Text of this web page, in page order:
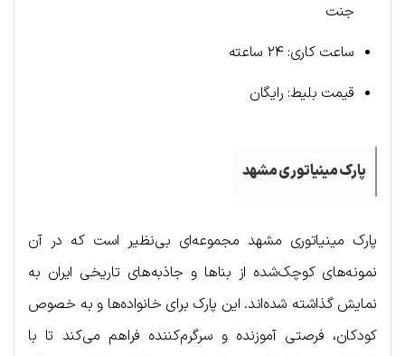
جنت
ساعت کاری: ۲۴ ساعته
قیمت بلیط: رایگان
پارک مینیاتوری مشهد
پارک مینیاتوری مشهد مجموعه‌ای بی‌نظیر است که در آن
نمونه‌های کوچک‌شده از بناها و جاذبه‌های تاریخی ایران به
نمایش گذاشته شده‌اند. این پارک برای خانواده‌ها و به خصوص
کودکان، فرصتی آموزنده و سرگرم‌کننده فراهم می‌کند تا با